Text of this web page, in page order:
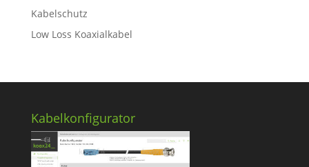
Kabelschutz
Low Loss Koaxialkabel
Kabelkonfigurator